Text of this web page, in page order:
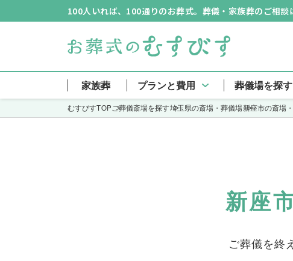
100人いれば、100通りのお葬式。葬儀・家族葬のご相談
家族葬 プランと費用 葬儀場を探す
むすびすTOPご葬儀斎場を探す埼玉県の斎場・葬儀場新座市の斎場
新座
ご葬儀を終
新座市